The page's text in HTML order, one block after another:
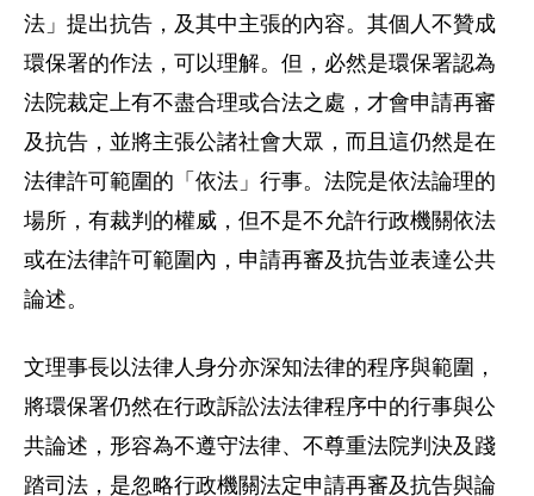
法」提出抗告，及其中主張的內容。其個人不贊成
環保署的作法，可以理解。但，必然是環保署認為
法院裁定上有不盡合理或合法之處，才會申請再審
及抗告，並將主張公諸社會大眾，而且這仍然是在
法律許可範圍的「依法」行事。法院是依法論理的
場所，有裁判的權威，但不是不允許行政機關依法
或在法律許可範圍內，申請再審及抗告並表達公共
論述。
文理事長以法律人身分亦深知法律的程序與範圍，
將環保署仍然在行政訴訟法法律程序中的行事與公
共論述，形容為不遵守法律、不尊重法院判決及踐
踏司法，是忽略行政機關法定申請再審及抗告與論